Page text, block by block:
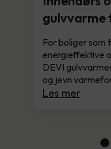
gulvvarme
For boliger som
energieffektive
DEVI
og jevn
Les mer